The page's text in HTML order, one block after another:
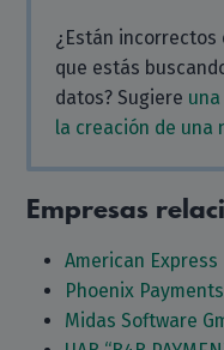
¿Están incorrectos
que estás
datos? Sugiere
la creación de una
Empresas
American Express
Phoenix
Midas Software